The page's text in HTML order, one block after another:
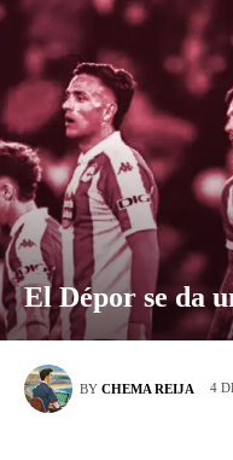
El Dépor se da
BY CHEMA REIJA 4